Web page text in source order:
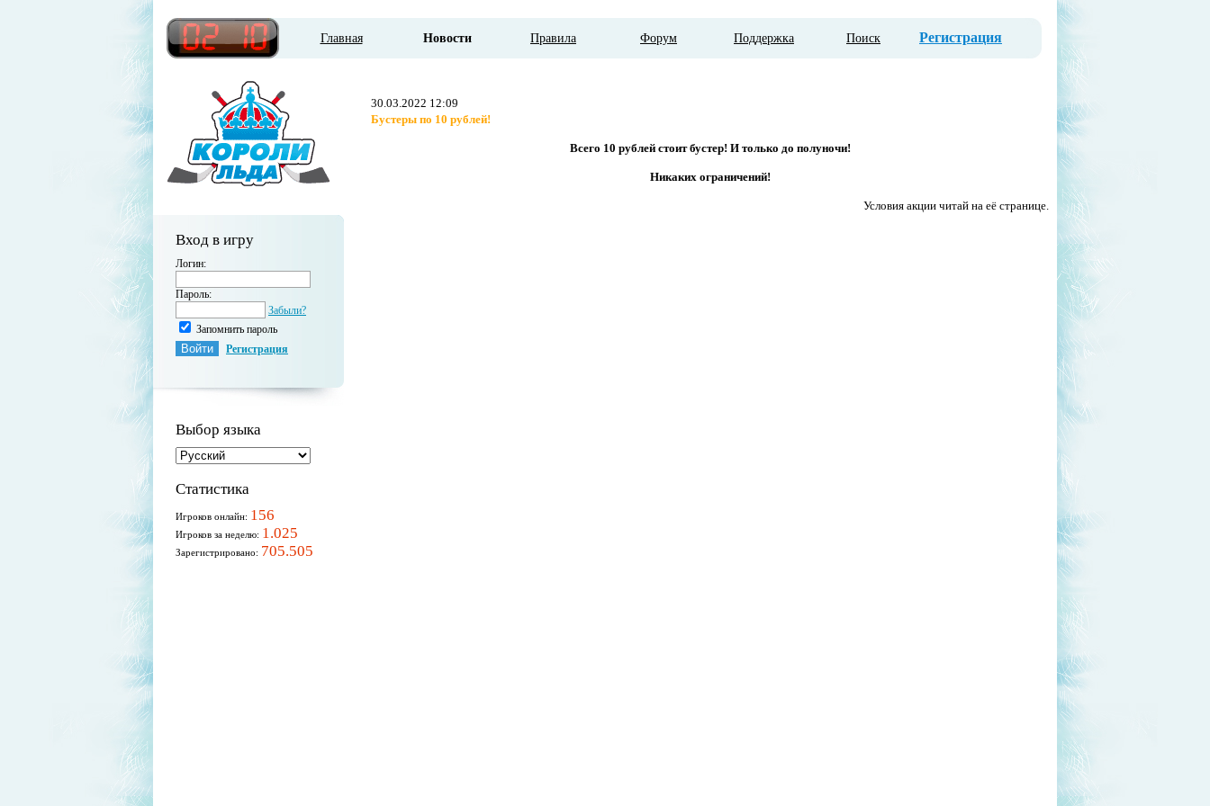
Главная Новости Правила Форум Поддержка Поиск Регистрация
Вход в игру
Логин:
Пароль:
Забыли?
Запомнить пароль
Регистрация
Выбор языка
Статистика
Игроков онлайн: 156
Игроков за неделю: 1.025
Зарегистрировано: 705.505
30.03.2022 12:09
Бустеры по 10 рублей!
Всего 10 рублей стоит бустер! И только до полуночи!
Никаких ограничений!
Условия акции читай на её странице.